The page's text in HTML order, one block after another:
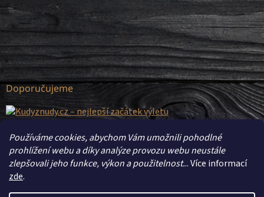
Používáme cookies, abychom Vám umožnili pohodlné
prohlížení webu a díky analýze provozu webu neustále
zlepšovali jeho funkce, výkon a použitelnost... Více informací
zde.
Doporučujeme